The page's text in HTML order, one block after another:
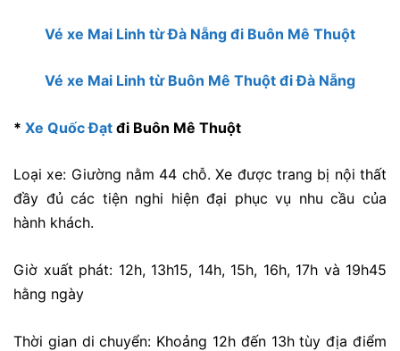
Vé xe Mai Linh từ Đà Nẵng đi Buôn Mê Thuột
Vé xe Mai Linh từ Buôn Mê Thuột đi Đà Nẵng
* Xe Quốc Đạt đi Buôn Mê Thuột
Loại xe: Giường nằm 44 chỗ. Xe được trang bị nội thất
đầy đủ các tiện nghi hiện đại phục vụ nhu cầu của
hành khách.
Giờ xuất phát: 12h, 13h15, 14h, 15h, 16h, 17h và 19h45
hằng ngày
Thời gian di chuyển: Khoảng 12h đến 13h tùy địa điểm